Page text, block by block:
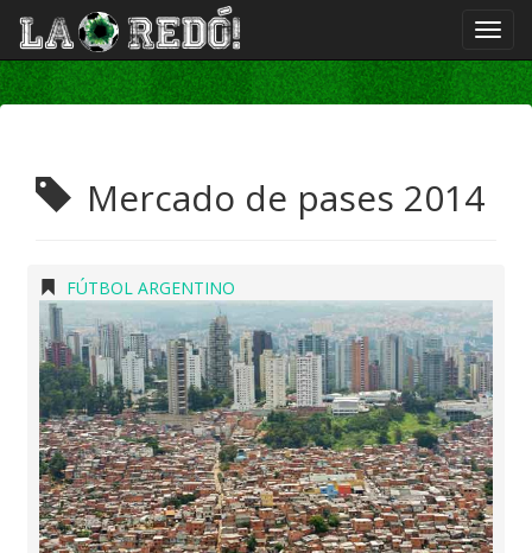
Mercado de pases 2014
FÚTBOL ARGENTINO